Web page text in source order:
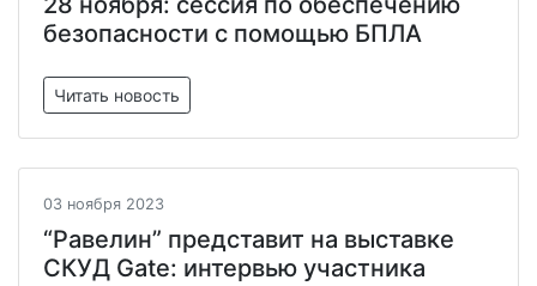
безопасности с помощью БПЛА
Читать новость
03 ноября 2023
“Равелин” представит на выставке
СКУД Gate: интервью участника